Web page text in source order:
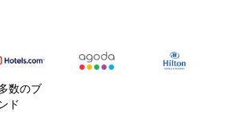
数のブ
ド